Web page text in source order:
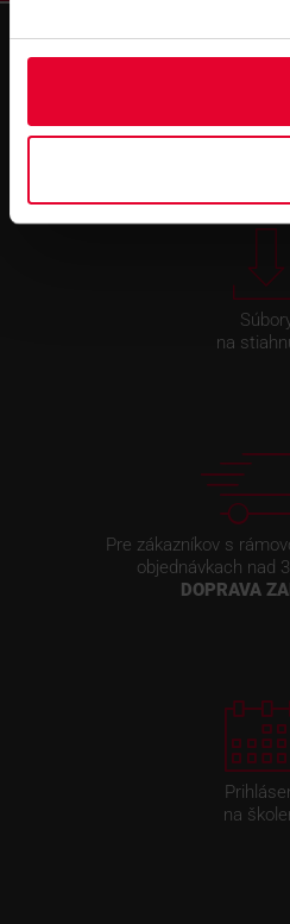
na
Pre zákazníkov s
objednávkach nad
DOPRAVA
na